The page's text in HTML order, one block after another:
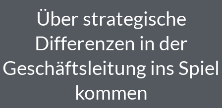
Über strategische
Differenzen in der
Geschäftsleitung ins Spiel
kommen